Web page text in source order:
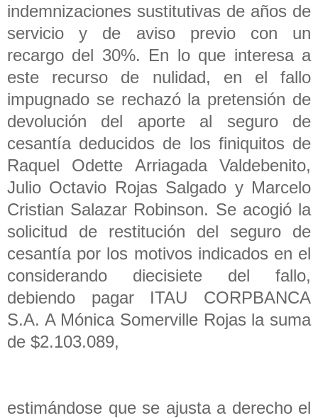
indemnizaciones sustitutivas de años de
servicio y de aviso previo con un
recargo del 30%. En lo que interesa a
este recurso de nulidad, en el fallo
impugnado se rechazó la pretensión de
devolución del aporte al seguro de
cesantía deducidos de los finiquitos de
Raquel Odette Arriagada Valdebenito,
Julio Octavio Rojas Salgado y Marcelo
Cristian Salazar Robinson. Se acogió la
solicitud de restitución del seguro de
cesantía por los motivos indicados en el
considerando diecisiete del fallo,
debiendo pagar ITAU CORPBANCA
S.A. A Mónica Somerville Rojas la suma
de $2.103.089,
estimándose que se ajusta a derecho el